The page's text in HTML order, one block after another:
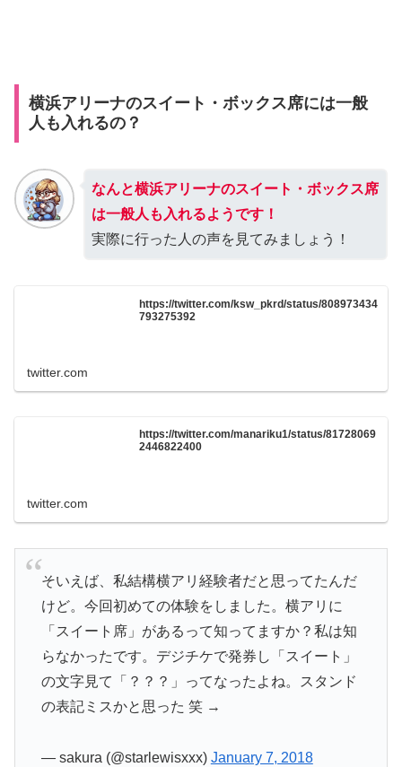
横浜アリーナのスイート・ボックス席には一般
人も入れるの？
なんと横浜アリーナのスイート・ボックス席
は一般人も入れるようです！
実際に行った人の声を見てみましょう！
https://twitter.com/ksw_pkrd/status/808973434
793275392
twitter.com
https://twitter.com/manariku1/status/81728069
2446822400
twitter.com
そいえば、私結構横アリ経験者だと思ってたんだ
けど。今回初めての体験をしました。横アリに
「スイート席」があるって知ってますか？私は知
らなかったです。デジチケで発券し「スイート」
の文字見て「？？？」ってなったよね。スタンド
の表記ミスかと思った 笑 →
— sakura (@starlewisxxx) January 7, 2018